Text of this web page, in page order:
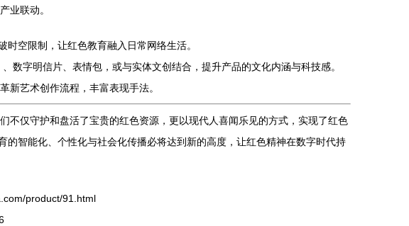
业联动。
空限制，让红色教育融入日常网络生活。
数字明信片、表情包，或与实体文创结合，提升产品的文化内涵与科技感。
新艺术创作流程，丰富表现手法。
仅守护和盘活了宝贵的红色资源，更以现代人喜闻乐见的方式，实现了红色
智能化、个性化与社会化传播必将达到新的高度，让红色精神在数字时代持
product/91.html